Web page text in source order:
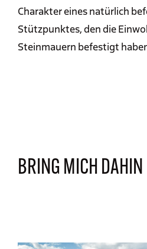
Charakter eines natürlich
Stützpunktes, den die
Steinmauern befestigt
BRING MICH DAHIN